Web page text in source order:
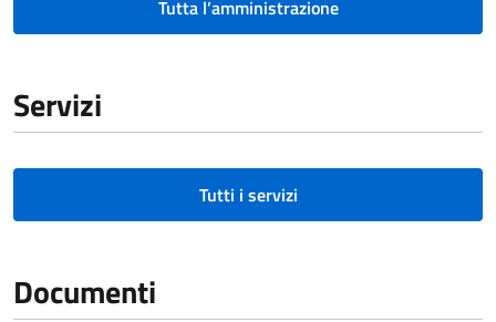
Tutta l’amministrazione
Servizi
Tutti i servizi
Documenti